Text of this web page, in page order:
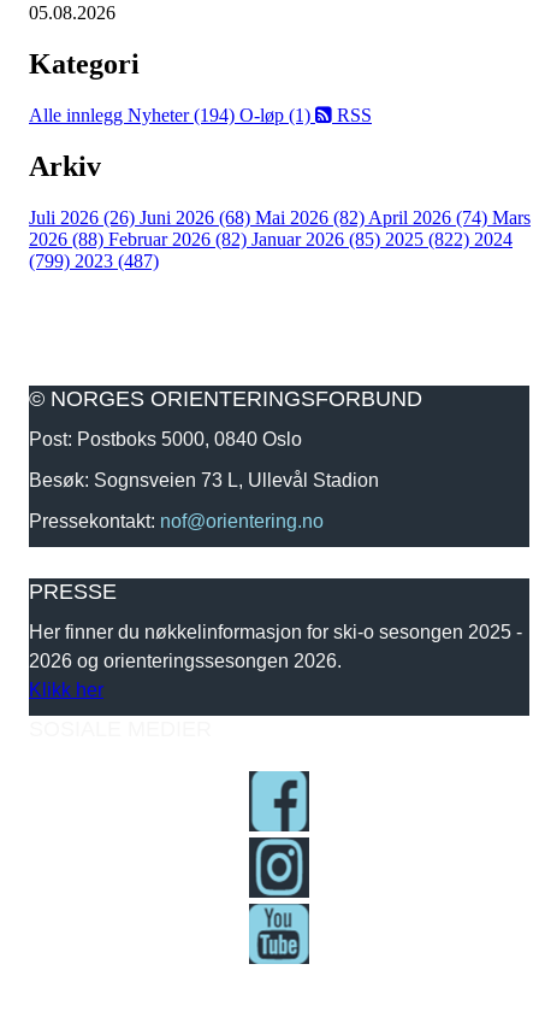
05.08.2026
Kategori
Alle innlegg Nyheter (194) O-løp (1) RSS
Arkiv
Juli 2026 (26) Juni 2026 (68) Mai 2026 (82) April 2026 (74) Mars
2026 (88) Februar 2026 (82) Januar 2026 (85) 2025 (822) 2024
(799) 2023 (487)
© NORGES ORIENTERINGSFORBUND
Post: Postboks 5000, 0840 Oslo
Besøk: Sognsveien 73 L, Ullevål Stadion
Pressekontakt: nof@orientering.no
PRESSE
Her finner du nøkkelinformasjon for ski-o sesongen 2025 -
2026 og orienteringssesongen 2026.
Klikk her